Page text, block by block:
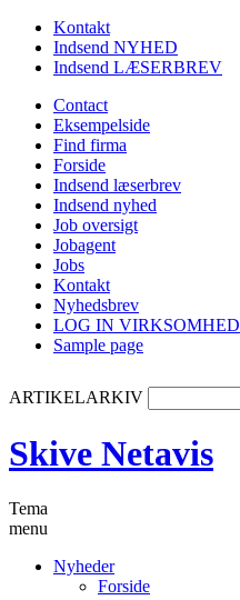
Kontakt
Indsend NYHED
Indsend LÆSERBREV
Contact
Eksempelside
Find firma
Forside
Indsend læserbrev
Indsend nyhed
Job oversigt
Jobagent
Jobs
Kontakt
Nyhedsbrev
LOG IN VIRKSOMHED
Sample page
ARTIKELARKIV
Skive Netavis
Tema
menu
Nyheder
Forside